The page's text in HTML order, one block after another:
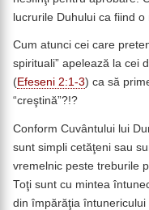
lucrurile Duhului ca fiind
Cum atunci cei care
spirituali” apelează la cei
(Efeseni 2:1-3) ca să
“creştină”?!?
Conform Cuvântului lui
sunt simpli cetăţeni sau
vremelnic peste treburile
Toţi sunt cu mintea
din împărăţia întunericului